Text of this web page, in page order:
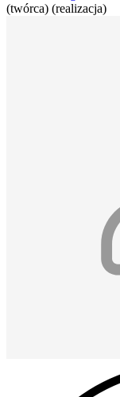
(twórca) (realizacja)